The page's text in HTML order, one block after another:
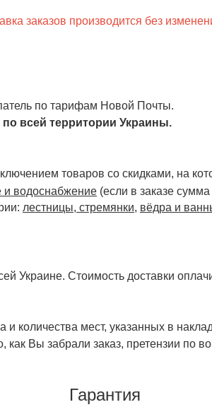
заказов производится без
по тарифам Новой Почты.
по всей территории Украины.
товаров со скидками, на
и водоснабжение (если в заказе
лестницы, стремянки, вёдра и
Украине. Стоимость доставки
количества мест, указанных в
Вы забрали заказ, претензии по
Гарантия